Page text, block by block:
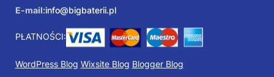
E-mail:info@bigbaterii.pl
PŁATNOŚCI:
WordPress Blog Wixsite Blog Blogger Blog